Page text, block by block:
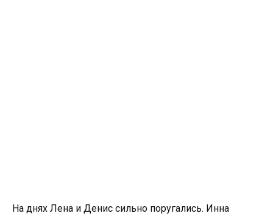
На днях Лена и Денис сильно поругались. Инна